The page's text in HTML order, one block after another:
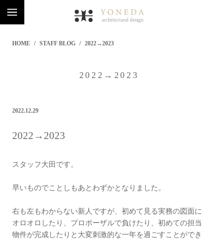
HOME STAFF BLOG 2022→2023
2022→2023
2022.12.29
2022→2023
スタッフ大田です。
早いものでことしもあとわずかとなりました。
右も左もわからない新人ですが、初めて見る実務の図面に
オロオロしたり、プロポーザルで負けたり、初めての担当
物件が完成したりと大変刺激的な一年を過ごすことができ